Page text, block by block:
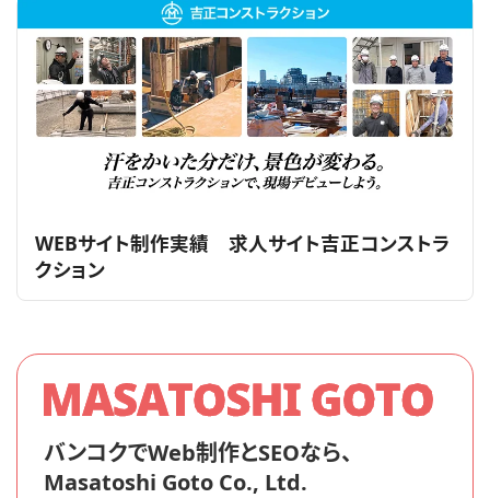
WEBサイト制作実績 求人サイト吉正コンストラ
クション
バンコクでWeb制作とSEOなら、
Masatoshi Goto Co., Ltd.